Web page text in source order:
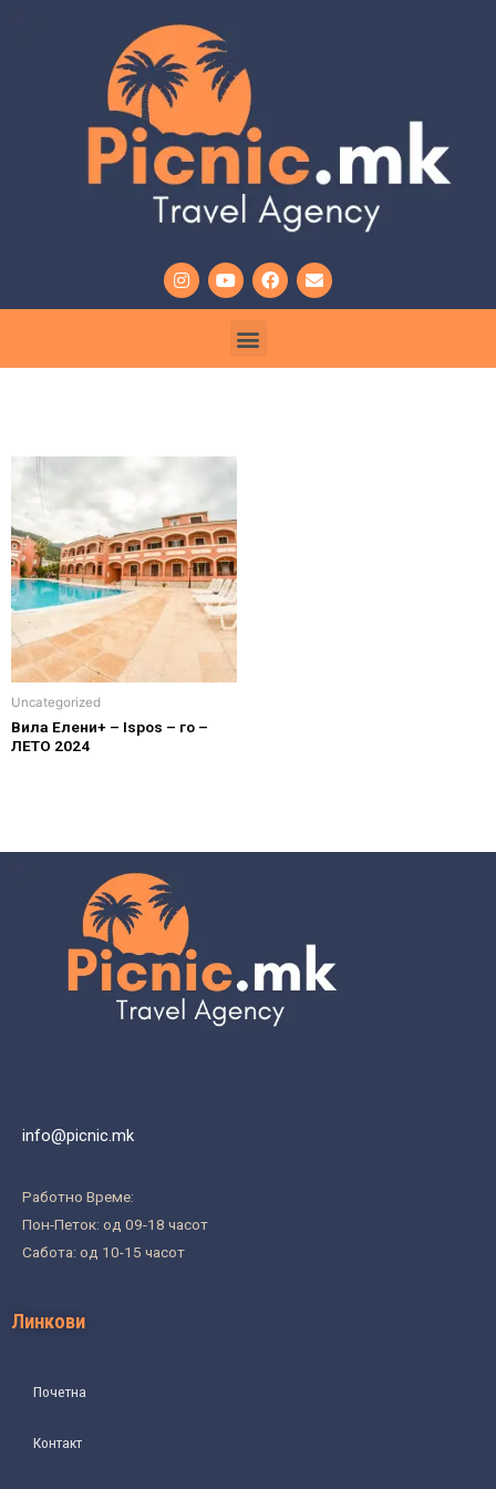
Uncategorized
Вила Елени+ – Ispos – го –
ЛЕТО 2024
info@picnic.mk
Работно Време:
Пон-Петок: од 09-18 часот
Сабота: од 10-15 часот
Линкови
Почетна
Контакт